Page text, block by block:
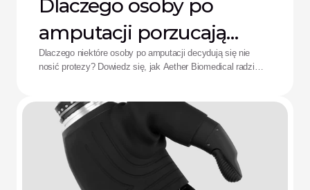
Dlaczego osoby po
amputacji porzucają
protezy: Rozwiązanie
Dlaczego niektóre osoby po amputacji decydują się nie
nosić protezy? Dowiedz się, jak Aether Biomedical radzi
skomplikowanego sterowania.